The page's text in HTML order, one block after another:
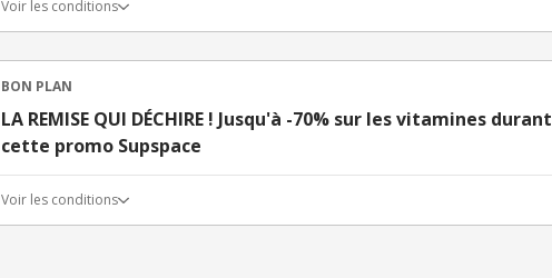
Voir les conditions
BON PLAN
LA REMISE QUI DÉCHIRE ! Jusqu'à -70% sur les vitamines durant
cette promo Supspace
Voir les conditions